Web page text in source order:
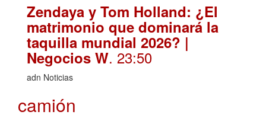
Zendaya y Tom Holland: ¿El
matrimonio que dominará la
taquilla mundial 2026? |
Negocios W. 23:50
adn Noticias
camión